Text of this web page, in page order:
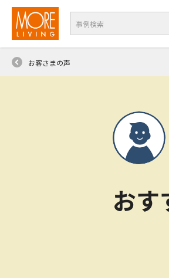
お客さまの声
おす